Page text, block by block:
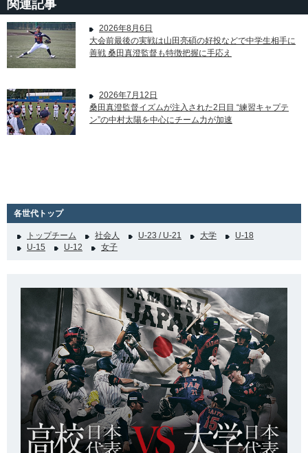
関連記事
2026年8月6日
大会前最後の実戦は山田亮碩の好投などで中学生相手に
善戦 桑田真澄監督も特徴把握に手応え
2026年7月12日
桑田真澄監督イズムが注入された2日目 “練習キャプテ
ン”の中村太陽を中心にチーム力が加速
各世代トップ
トップチーム 社会人 U-23 / U-21 大学
U-18
U-15
U-12 女子